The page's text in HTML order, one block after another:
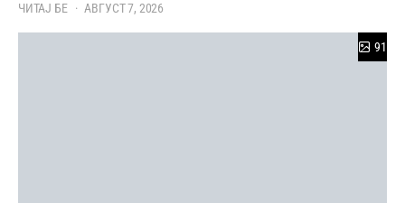
ЧИТАЈ БЕ АВГУСТ 7, 2026
91